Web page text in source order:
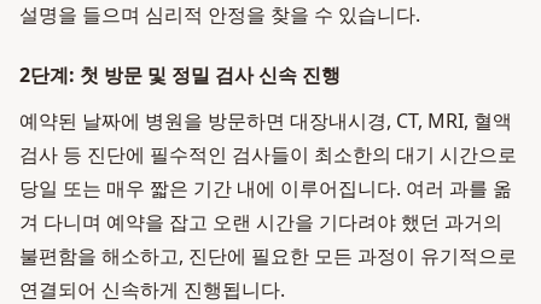
설명을 들으며 심리적 안정을 찾을 수 있습니다.
2단계: 첫 방문 및 정밀 검사 신속 진행
예약된 날짜에 병원을 방문하면 대장내시경, CT, MRI, 혈액
검사 등 진단에 필수적인 검사들이 최소한의 대기 시간으로
당일 또는 매우 짧은 기간 내에 이루어집니다. 여러 과를 옮
겨 다니며 예약을 잡고 오랜 시간을 기다려야 했던 과거의
불편함을 해소하고, 진단에 필요한 모든 과정이 유기적으로
연결되어 신속하게 진행됩니다.